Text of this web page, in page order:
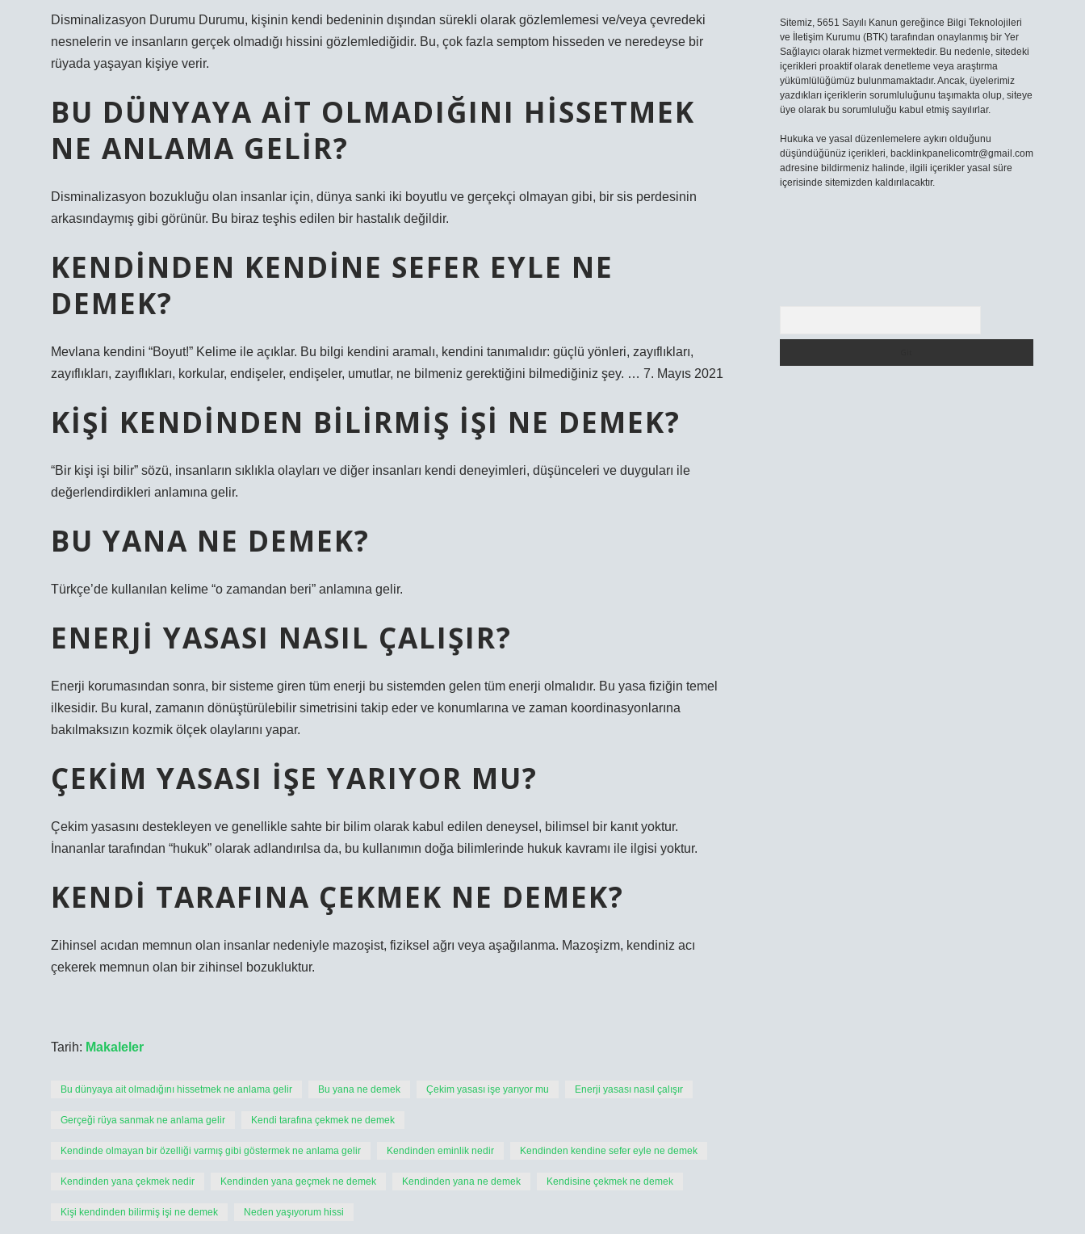
Disminalizasyon Durumu Durumu, kişinin kendi bedeninin dışından sürekli olarak gözlemlemesi ve/veya çevredeki
nesnelerin ve insanların gerçek olmadığı hissini gözlemlediğidir. Bu, çok fazla semptom hisseden ve neredeyse bir
rüyada yaşayan kişiye verir.
BU DÜNYAYA AIT OLMADIĞINI HISSETMEK
NE ANLAMA GELIR?
Disminalizasyon bozukluğu olan insanlar için, dünya sanki iki boyutlu ve gerçekçi olmayan gibi, bir sis perdesinin
arkasındaymış gibi görünür. Bu biraz teşhis edilen bir hastalık değildir.
KENDINDEN KENDINE SEFER EYLE NE
DEMEK?
Mevlana kendini “Boyut!” Kelime ile açıklar. Bu bilgi kendini aramalı, kendini tanımalıdır: güçlü yönleri, zayıflıkları,
zayıflıkları, zayıflıkları, korkular, endişeler, endişeler, umutlar, ne bilmeniz gerektiğini bilmediğiniz şey. … 7. Mayıs 2021
KIŞI KENDINDEN BILIRMIŞ IŞI NE DEMEK?
“Bir kişi işi bilir” sözü, insanların sıklıkla olayları ve diğer insanları kendi deneyimleri, düşünceleri ve duyguları ile
değerlendirdikleri anlamına gelir.
BU YANA NE DEMEK?
Türkçe’de kullanılan kelime “o zamandan beri” anlamına gelir.
ENERJI YASASI NASIL ÇALIŞIR?
Enerji korumasından sonra, bir sisteme giren tüm enerji bu sistemden gelen tüm enerji olmalıdır. Bu yasa fiziğin temel
ilkesidir. Bu kural, zamanın dönüştürülebilir simetrisini takip eder ve konumlarına ve zaman koordinasyonlarına
bakılmaksızın kozmik ölçek olaylarını yapar.
ÇEKIM YASASI IŞE YARIYOR MU?
Çekim yasasını destekleyen ve genellikle sahte bir bilim olarak kabul edilen deneysel, bilimsel bir kanıt yoktur.
İnananlar tarafından “hukuk” olarak adlandırılsa da, bu kullanımın doğa bilimlerinde hukuk kavramı ile ilgisi yoktur.
KENDI TARAFINA ÇEKMEK NE DEMEK?
Zihinsel acıdan memnun olan insanlar nedeniyle mazoşist, fiziksel ağrı veya aşağılanma. Mazoşizm, kendiniz acı
çekerek memnun olan bir zihinsel bozukluktur.
Tarih: Makaleler
Bu dünyaya ait olmadığını hissetmek ne anlama gelir Bu yana ne demek Çekim yasası işe yarıyor mu Enerji yasası nasıl çalışır
Gerçeği rüya sanmak ne anlama gelir Kendi tarafına çekmek ne demek
Kendinde olmayan bir özelliği varmış gibi göstermek ne anlama gelir Kendinden eminlik nedir Kendinden kendine sefer eyle ne demek
Kendinden yana çekmek nedir Kendinden yana geçmek ne demek Kendinden yana ne demek Kendisine çekmek ne demek
Kişi kendinden bilirmiş işi ne demek Neden yaşıyorum hissi
Sitemiz, 5651 Sayılı Kanun gereğince Bilgi Teknolojileri
ve İletişim Kurumu (BTK) tarafından onaylanmış bir Yer
Sağlayıcı olarak hizmet vermektedir. Bu nedenle, sitedeki
içerikleri proaktif olarak denetleme veya araştırma
yükümlülüğümüz bulunmamaktadır. Ancak, üyelerimiz
yazdıkları içeriklerin sorumluluğunu taşımakta olup, siteye
üye olarak bu sorumluluğu kabul etmiş sayılırlar.
Hukuka ve yasal düzenlemelere aykırı olduğunu
düşündüğünüz içerikleri, backlinkpanelicomtr@gmail.com
adresine bildirmeniz halinde, ilgili içerikler yasal süre
içerisinde sitemizden kaldırılacaktır.